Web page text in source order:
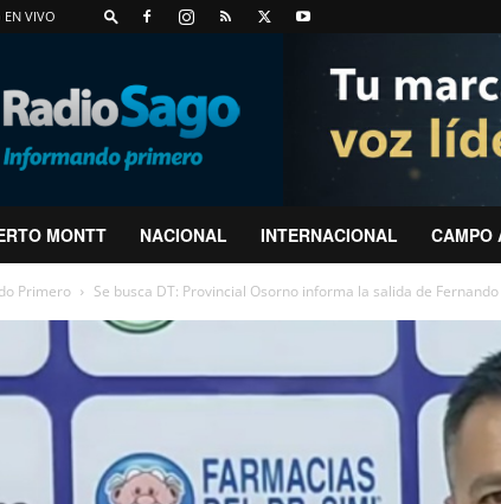
VIVO
MONTT NACIONAL INTERNACIONAL CAMPO
Primero Se busca DT: Provincial Osorno informa la salida de